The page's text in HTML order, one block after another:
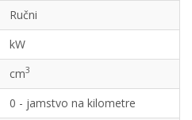
Ručni
kW
cm3
0 - jamstvo na kilometre